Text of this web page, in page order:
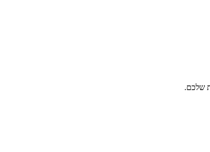
שלכם.